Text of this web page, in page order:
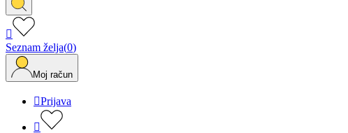

Seznam želja(0)
Moj račun
Prijava
